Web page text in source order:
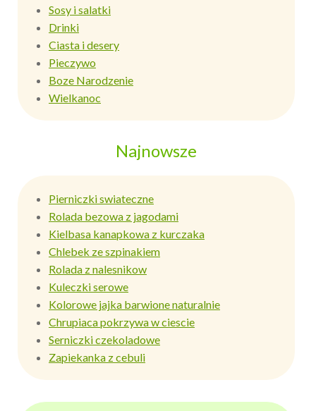
Sosy i salatki
Drinki
Ciasta i desery
Pieczywo
Boze Narodzenie
Wielkanoc
Najnowsze
Pierniczki swiateczne
Rolada bezowa z jagodami
Kielbasa kanapkowa z kurczaka
Chlebek ze szpinakiem
Rolada z nalesnikow
Kuleczki serowe
Kolorowe jajka barwione naturalnie
Chrupiaca pokrzywa w ciescie
Serniczki czekoladowe
Zapiekanka z cebuli